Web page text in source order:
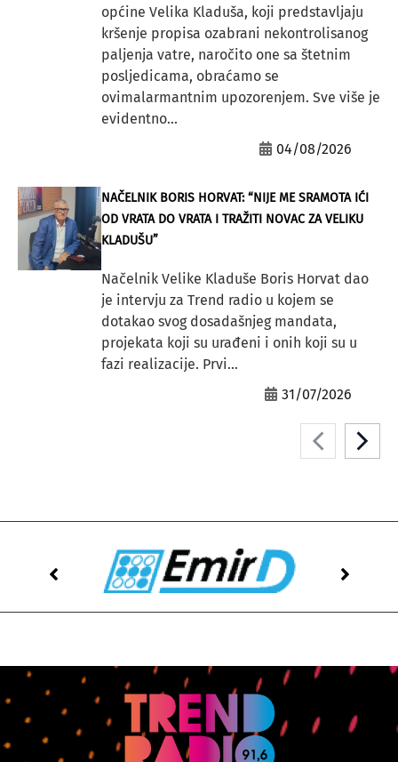
općine Velika Kladuša, koji predstavljaju
kršenje propisa ozabrani nekontrolisanog
paljenja vatre, naročito one sa štetnim
posljedicama, obraćamo se
ovimalarmantnim upozorenjem. Sve više je
evidentno...
04/08/2026
NAČELNIK BORIS HORVAT: “NIJE ME SRAMOTA IĆI
OD VRATA DO VRATA I TRAŽITI NOVAC ZA VELIKU
KLADUŠU”
Načelnik Velike Kladuše Boris Horvat dao
je intervju za Trend radio u kojem se
dotakao svog dosadašnjeg mandata,
projekata koji su urađeni i onih koji su u
fazi realizacije. Prvi...
31/07/2026